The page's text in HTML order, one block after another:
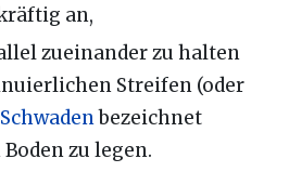
an,
zueinander zu halten
Streifen (oder
Schwadenbezeichnet
zu legen.